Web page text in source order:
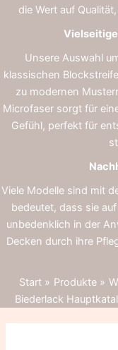
die Wert auf
Unsere Auswahl
klassischen
zu modernen
Microfaser sorgt für
Gefühl, perfekt für
Viele Modelle sind mit
bedeutet, dass sie
unbedenklich in der
Decken durch ihre
Start
Produkte
Biederlack